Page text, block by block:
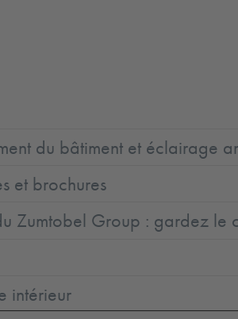
du bâtiment et éclairage
et brochures
Zumtobel Group : gardez le
intérieur